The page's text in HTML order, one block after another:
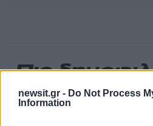
newsit.gr - Do Not Process
Information
Πιο
1 Έφυγαν οι συνεργάτες,
Καρυστιανού - Η